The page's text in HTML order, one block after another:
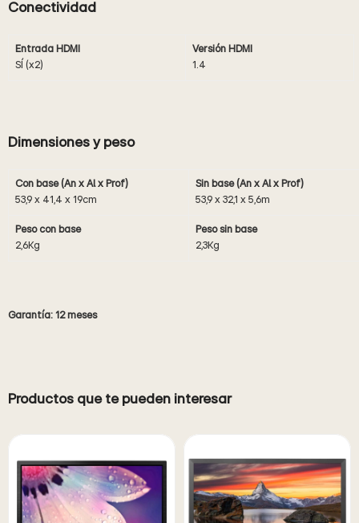
Conectividad
Entrada HDMI
SÍ (x2)
Versión HDMI
1.4
Dimensiones y peso
Con base (An x Al x Prof)
53,9 x 41,4 x 19cm
Sin base (An x Al x Prof)
53,9 x 32,1 x 5,6m
Peso con base
2,6Kg
Peso sin base
2,3Kg
Garantía: 12 meses
Productos que te pueden interesar